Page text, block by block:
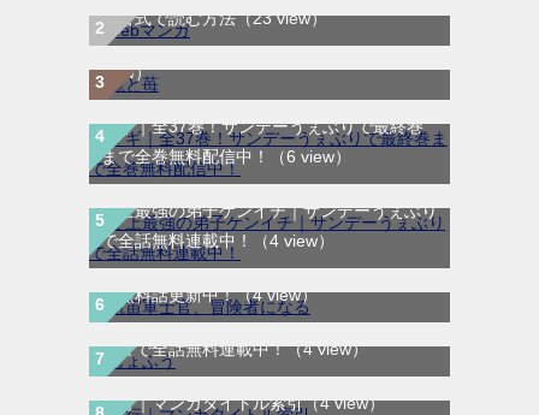
を公式で読む方法（23 view）
龍と苺｜最新刊第4巻！全巻無料で読める公
式マンガアプリ＿サンデーうぇぶり（8
view）
マギ｜全37巻！サンデーうぇぶりで最終巻
まで全巻無料配信中！
（6 view）
史上最強の弟子ケンイチ｜サンデーうぇぶり
で全話無料連載中！
（4 view）
航宙軍士官、冒険者になる｜最新刊第6巻！
第5巻まで無料で読めるマンガアプリ！※順
次無料話更新中！（4 view）
じょふう｜最新刊第1巻！マンガParkで最新
話まで全話無料連載中！（4 view）
あ行｜マンガタイトル索引（4 view）